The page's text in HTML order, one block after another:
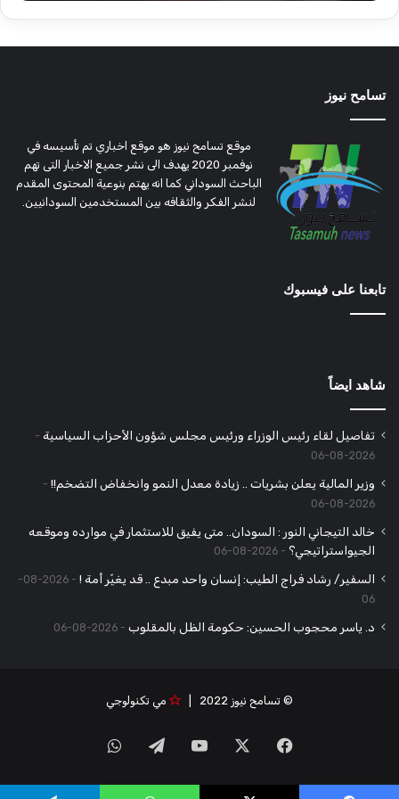
تسامح نيوز
موقع تسامح نيوز هو موقع اخباري تم تأسيسه في
نوفمبر 2020 يهدف الى نشر جميع الاخبار التى تهم
الباحث السوداني كما انه يهتم بنوعية المحتوى المقدم
لنشر الفكر والثقافه بين المستخدمين السودانيين.
تابعنا على فيسبوك
شاهد ايضاً
تفاصيل لقاء رئيس الوزراء ورئيس مجلس شؤون الأحزاب السياسية
2026-08-06
وزير المالية يعلن بشريات .. زيادة معدل النمو وانخفاض التضخم!!
2026-08-06
خالد التيجاني النور : السودان.. متى يفيق للاستثمار في موارده وموقعه
الجيواستراتيجي؟
2026-08-06
السفير/ رشاد فراج الطيب: إنسان واحد مبدع .. قد يغيّر أمة !
2026-08-
06
د. ياسر محجوب الحسين: حكومة الظل بالمقلوب 2026-08-06
© تسامح نيوز 2022 | مي تكنولوجي
فيسبوك ‫YouTubeتيلقرامواتساب